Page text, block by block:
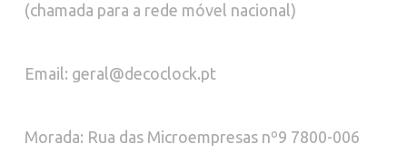
(chamada para a rede móvel nacional)
Email: geral@decoclock.pt
Morada: Rua das Microempresas nº9 7800-006